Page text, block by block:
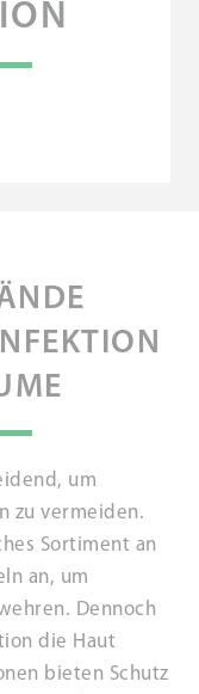
um
zu vermeiden.
Sortiment an
an, um
Dennoch
die Haut
bieten Schutz